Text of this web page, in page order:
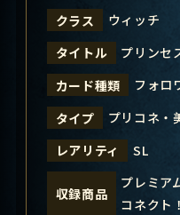
クラス
ウィッチ
タイトル
プリンセ
カード種類
フォロ
タイプ
プリコネ・
レアリティ
SL
収録商品
プレミア
コネクト